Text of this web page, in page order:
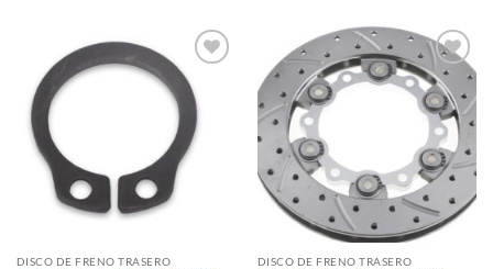
Add to
wishlist
DISCO DE FRENO TRASERO
Add to
wishlist
DISCO DE FRENO TRASERO